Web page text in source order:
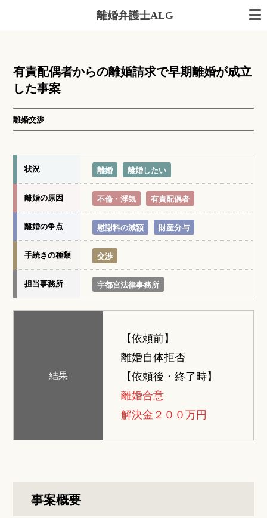
離婚弁護士ALG
有責配偶者からの離婚請求で早期離婚が成立
した事案
離婚交渉
状況 離婚 離婚したい
離婚の原因 不倫・浮気 有責配偶者
離婚の争点 慰謝料の減額 財産分与
手続きの種類 交渉
担当事務所 宇都宮法律事務所
結果
【依頼前】
離婚自体拒否
【依頼後・終了時】
離婚合意
解決金２００万円
事案概要